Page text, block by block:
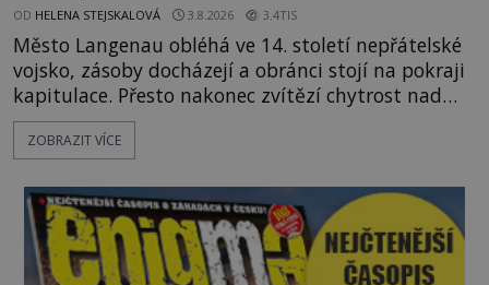
OD HELENA STEJSKALOVÁ 3.8.2026 3.4TIS
Město Langenau obléhá ve 14. století nepřátelské
vojsko, zásoby docházejí a obránci stojí na pokraji
kapitulace. Přesto nakonec zvítězí chytrost nad
hrubou silou. Podle staré německé legendy vypustí
obyvatelé za hradby dobře živeného králíka, aby
dost. Čas pracuje pro obléhatele. Ve městě ubývají
zásoby a každý den znamená další porci strádá
ZOBRAZIT VÍCE